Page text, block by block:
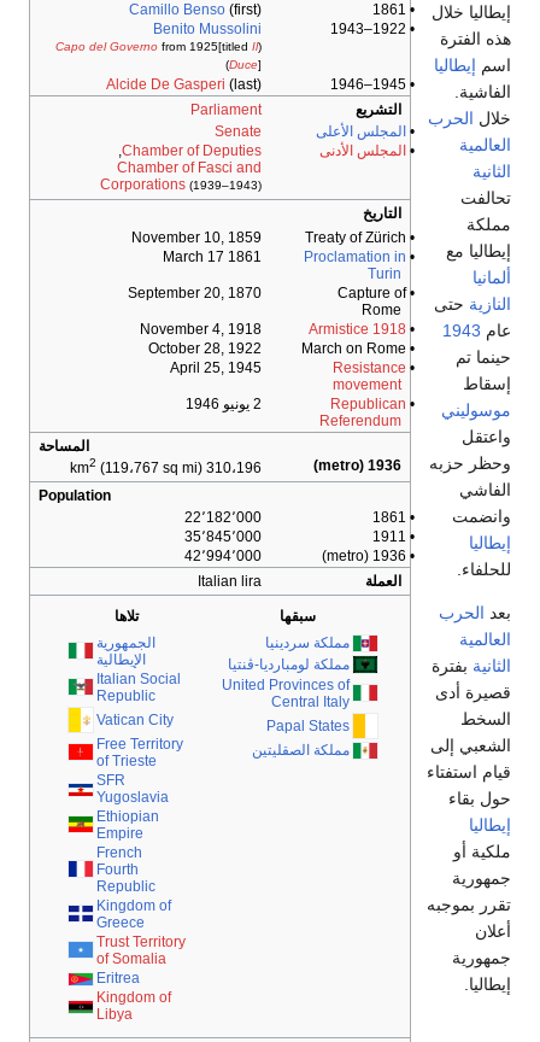
• 1861
Camillo Benso(first)
• 1922–1943
Benito Mussolini
(
Capo del Governofrom 1925[titled Il
Duce])
• 1945–1946
Alcide De Gasperi (last)
التشريع
Parliament
• المجلس الأعلى
Senate
• المجلس الأدنى Chamber of Deputies
,
Chamber of Fasci and
Corporations (1939–1943)
التاريخ
• Treaty of Zürich
November 10, 1859
•
Proclamation in
Turin
March 17 1861
• Capture of
Rome
September 20, 1870
•
1918 Armistice
November 4, 1918
• March on Rome
October 28, 1922
•
Resistance
movement
April 25, 1945
•
Republican
Referendum
2 يونيو 1946
المساحة
1936 (metro)
310،196 km 2 (119،767 sq mi)
Population
• 1861
22٬182٬000
• 1911
35٬845٬000
• 1936 (metro)
42٬994٬000
العملة
Italian lira
سبقها
تلاها
مملكة سردينيا
مملكة لومبارديا-ڤنتيا
United Provinces of
Central Italy
Papal States
مملكة الصقليتين
الجمهورية
الإيطالية
Italian Social
Republic
Vatican City
Free Territory
of Trieste
SFR
Yugoslavia
Ethiopian
Empire
French
Fourth
Republic
Kingdom of
Greece
Trust Territory
of Somalia
Eritrea
Kingdom of
Libya
إيطاليا خلال
هذه الفترة
اسم إيطاليا
الفاشية.
خلال الحرب
العالمية
الثانية
تحالفت
مملكة
إيطاليا مع
ألمانيا
النازية حتى
عام 1943
حينما تم
إسقاط
موسوليني
واعتقل
وحظر حزبه
الفاشي
وانضمت
إيطاليا
للحلفاء.
بعد الحرب
العالمية
الثانية بفترة
قصيرة أدى
السخط
الشعبي إلى
قيام استفتاء
حول بقاء
إيطاليا
ملكية أو
جمهورية
تقرر بموجبه
أعلان
جمهورية
إيطاليا.